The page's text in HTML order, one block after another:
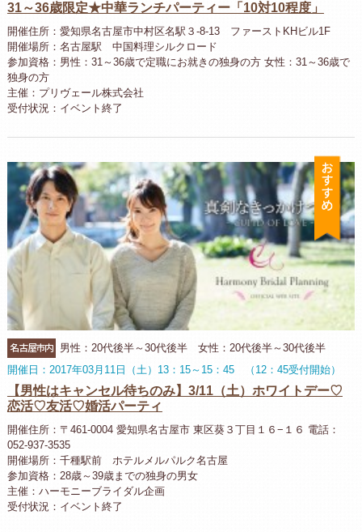
31～36歳限定★中華ランチパーティー「10対10程度」
開催住所：愛知県名古屋市中村区名駅３-8-13 ファーストKHビル1F
開催場所：名古屋駅 中国料理シルクロード
参加資格：男性：31～36歳で定職にお就きの独身の方 女性：31～36歳で
独身の方
主催：プリヴェール株式会社
受付状況：イベント終了
お
名古屋市内
男性：20代後半～30代後半 女性：20代後半～30代後半
開催日：2017年03月11日（土）13：15～15：45 （12：45受付開始）
【男性はキャンセル待ちのみ】3/11（土）ホワイトデー♡
恋活♡友活♡婚活パーティ
開催住所：〒461-0004 愛知県名古屋市 東区葵３丁目１６−１６ 電話：
052-937-3535
開催場所：千種駅前 ホテルメルパルク名古屋
参加資格：28歳～39歳までの独身の男女
主催：ハーモニーブライダル企画
受付状況：イベント終了